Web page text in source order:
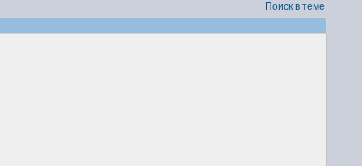
Поиск в теме